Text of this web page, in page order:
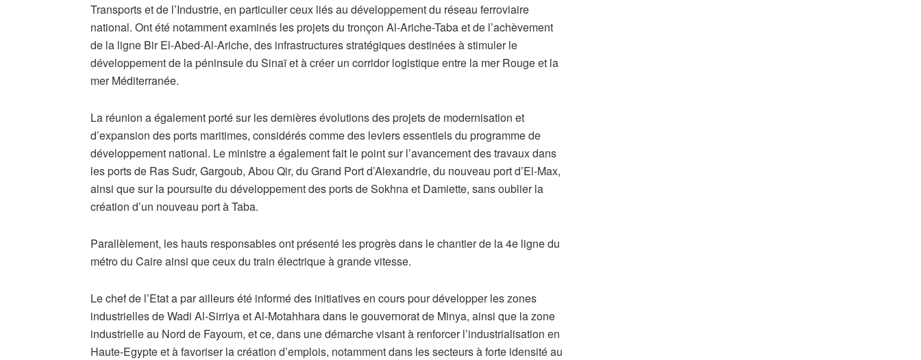
Transports et de l’Industrie, en particulier ceux liés au développement du réseau ferroviaire
national. Ont été notamment examinés les projets du tronçon Al-Ariche-Taba et de l’achèvement
de la ligne Bir El-Abed-Al-Ariche, des infrastructures stratégiques destinées à stimuler le
développement de la péninsule du Sinaï et à créer un corridor logistique entre la mer Rouge et la
mer Méditerranée.
La réunion a également porté sur les dernières évolutions des projets de modernisation et
d’expansion des ports maritimes, considérés comme des leviers essentiels du programme de
développement national. Le ministre a également fait le point sur l’avancement des travaux dans
les ports de Ras Sudr, Gargoub, Abou Qir, du Grand Port d’Alexandrie, du nouveau port d’El-Max,
ainsi que sur la poursuite du développement des ports de Sokhna et Damiette, sans oublier la
création d’un nouveau port à Taba.
Parallèlement, les hauts responsables ont présenté les progrès dans le chantier de la 4e ligne du
métro du Caire ainsi que ceux du train électrique à grande vitesse.
Le chef de l’Etat a par ailleurs été informé des initiatives en cours pour développer les zones
industrielles de Wadi Al-Sirriya et Al-Motahhara dans le gouvernorat de Minya, ainsi que la zone
industrielle au Nord de Fayoum, et ce, dans une démarche visant à renforcer l’industrialisation en
Haute-Egypte et à favoriser la création d’emplois, notamment dans les secteurs à forte idensité au